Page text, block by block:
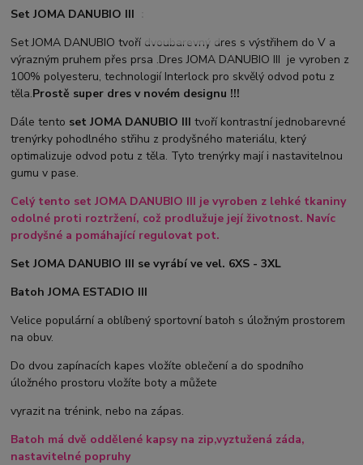
Set JOMA DANUBIO III :
Set JOMA DANUBIO tvoří dvoubarevný dres s výstřihem do V a
výrazným pruhem přes prsa .Dres JOMA DANUBIO III je vyroben z
100% polyesteru, technologií Interlock pro skvělý odvod potu z
těla.Prostě super dres v novém designu !!!
Dále tento set JOMA DANUBIO III tvoří kontrastní jednobarevné
trenýrky pohodlného střihu z prodyšného materiálu, který
optimalizuje odvod potu z těla. Tyto trenýrky mají i nastavitelnou
gumu v pase.
Celý tento set JOMA DANUBIO III je vyroben z lehké tkaniny
odolné proti roztržení, což prodlužuje její životnost. Navíc
prodyšné a pomáhající regulovat pot.
Set JOMA DANUBIO III se vyrábí ve vel. 6XS - 3XL
Batoh JOMA ESTADIO III
Velice populární a oblíbený sportovní batoh s úložným prostorem
na obuv.
Do dvou zapínacích kapes vložíte oblečení a do spodního
úložného prostoru vložíte boty a můžete
vyrazit na trénink, nebo na zápas.
Batoh má dvě oddělené kapsy na zip,vyztužená záda,
nastavitelné popruhy